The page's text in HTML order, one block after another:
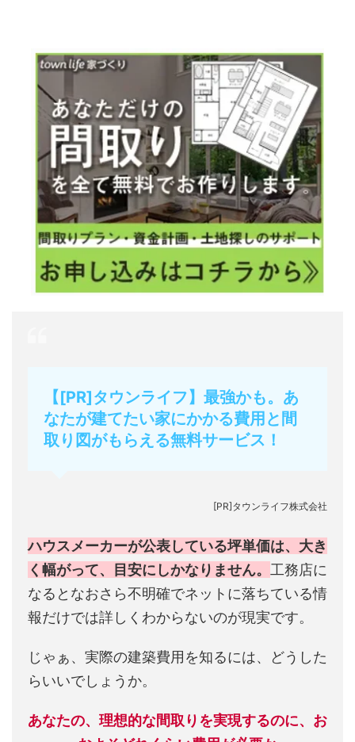
【[PR]タウンライフ】最強かも。あ
なたが建てたい家にかかる費用と間
取り図がもらえる無料サービス！
[PR]タウンライフ株式会社
ハウスメーカーが公表している坪単価は、大き
く幅がって、目安にしかなりません。 工務店に
なるとなおさら不明確でネットに落ちている情
報だけでは詳しくわからないのが現実です。
じゃぁ、実際の建築費用を知るには、どうした
らいいでしょうか。
あなたの、理想的な間取りを実現するのに、お